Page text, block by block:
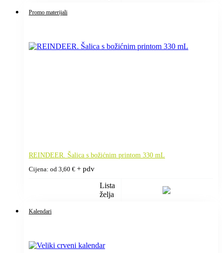
Promo materijali
REINDEER. Šalica s božićnim printom 330 mL
Cijena: od 3,60 € + pdv
Lista
želja
Kalendari